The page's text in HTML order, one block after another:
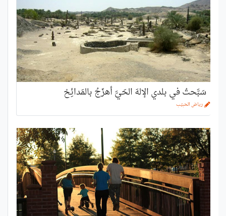
سَبَّحتُ في بلدي الإلهَ الحَيَّ أهزَجُ بالمَدائِحْ
رياض الحبيّب